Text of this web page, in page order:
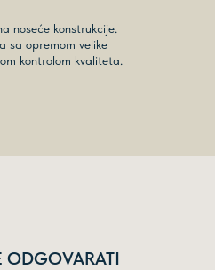
noseće konstrukcije.
sa opremom velike
kontrolom kvaliteta.